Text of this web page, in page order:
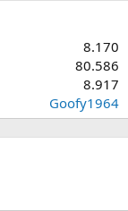
8.170
80.586
8.917
Goofy1964